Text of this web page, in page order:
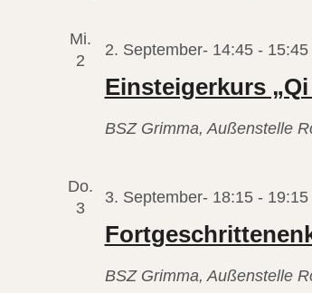
Mi.
2
Einsteigerkurs
2. September- 14:45- 15:45
BSZ Grimma, Außenstelle
Do.
3
3. September- 18:15- 19:15
BSZ Grimma, Außenstelle